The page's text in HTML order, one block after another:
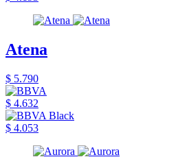
Atena
$ 5.790
$ 4.632
$ 4.053